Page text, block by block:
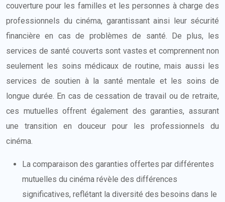
couverture pour les familles et les personnes à charge des
professionnels du cinéma, garantissant ainsi leur sécurité
financière en cas de problèmes de santé. De plus, les
services de santé couverts sont vastes et comprennent non
seulement les soins médicaux de routine, mais aussi les
services de soutien à la santé mentale et les soins de
longue durée. En cas de cessation de travail ou de retraite,
ces mutuelles offrent également des garanties, assurant
une transition en douceur pour les professionnels du
cinéma.
La comparaison des garanties offertes par différentes
mutuelles du cinéma révèle des différences
significatives, reflétant la diversité des besoins dans le